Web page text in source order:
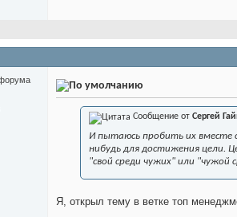
Сообщение от Сергей
И пытаюсь пробить их вместе
нибудь для достижения цели.
"свой среди чужих" или "чужой
Я, открыл тему в ветке топ